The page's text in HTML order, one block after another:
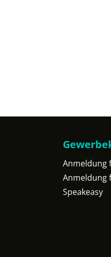
Anmeldung
Anmeldung
Speakeasy